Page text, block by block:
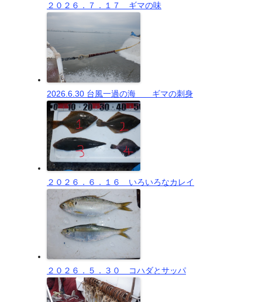
２０２６．７．１７ ギマの味
2026.6.30 台風一過の海 ギマの刺身
２０２６．６．１６ いろいろなカレイ
２０２６．５．３０ コハダとサッパ